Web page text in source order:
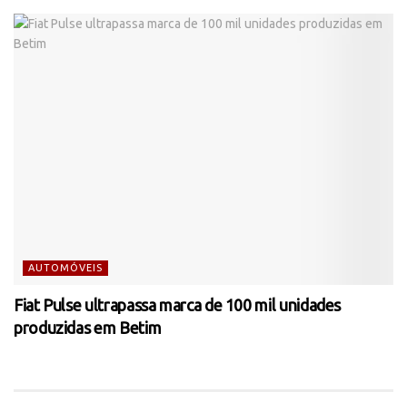
AUTOMÓVEIS
Fiat Pulse ultrapassa marca de 100 mil unidades
produzidas em Betim